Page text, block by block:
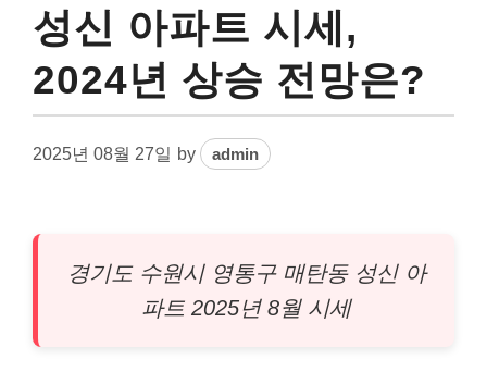
성신 아파트 시세,
2024년 상승 전망은?
2025년 08월 27일 by admin
경기도 수원시 영통구 매탄동 성신 아
파트 2025년 8월 시세